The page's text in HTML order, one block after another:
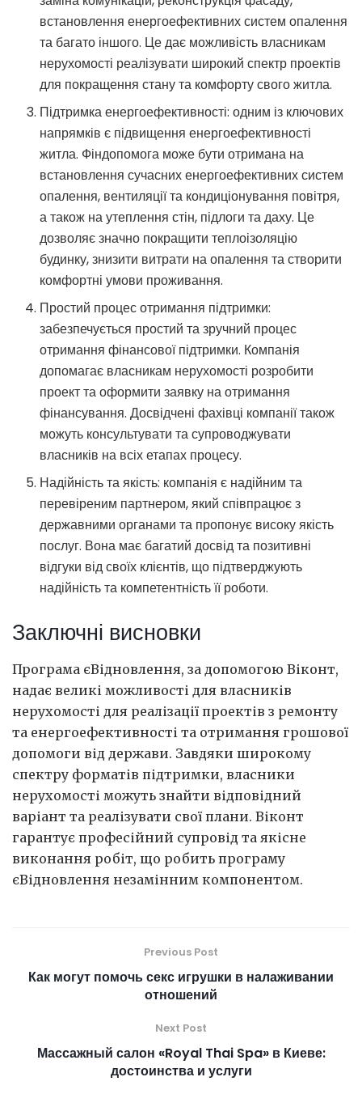
встановлення енергоефективних систем опалення
та багато іншого. Це дає можливість власникам
нерухомості реалізувати широкий спектр проектів
для покращення стану та комфорту свого житла.
Підтримка енергоефективності: одним із ключових
напрямків є підвищення енергоефективності
житла. Фіндопомога може бути отримана на
встановлення сучасних енергоефективних систем
опалення, вентиляції та кондиціонування повітря,
а також на утеплення стін, підлоги та даху. Це
дозволяє значно покращити теплоізоляцію
будинку, знизити витрати на опалення та створити
комфортні умови проживання.
Простий процес отримання підтримки:
забезпечується простий та зручний процес
отримання фінансової підтримки. Компанія
допомагає власникам нерухомості розробити
проект та оформити заявку на отримання
фінансування. Досвідчені фахівці компанії також
можуть консультувати та супроводжувати
власників на всіх етапах процесу.
Надійність та якість: компанія є надійним та
перевіреним партнером, який співпрацює з
державними органами та пропонує високу якість
послуг. Вона має багатий досвід та позитивні
відгуки від своїх клієнтів, що підтверджують
надійність та компетентність її роботи.
Заключні висновки
Програма єВідновлення, за допомогою Віконт,
надає великі можливості для власників
нерухомості для реалізації проектів з ремонту
та енергоефективності та отримання грошової
допомоги від держави. Завдяки широкому
спектру форматів підтримки, власники
нерухомості можуть знайти відповідний
варіант та реалізувати свої плани. Віконт
гарантує професійний супровід та якісне
виконання робіт, що робить програму
єВідновлення незамінним компонентом.
Previous Post
Как могут помочь секс игрушки в налаживании
отношений
Next Post
Массажный салон «Royal Thai Spa» в Киеве:
достоинства и услуги